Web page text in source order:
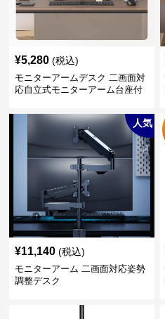
¥5,280 (税込)
モニターアームデスク 二画面対
応自立式モニターアーム台座付
人気
¥11,140 (税込)
モニターアーム 二画面対応姿勢
調整デスク